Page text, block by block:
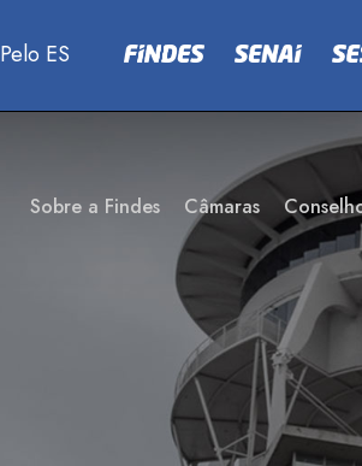
Pelo ES
Sobre a Findes Câmaras